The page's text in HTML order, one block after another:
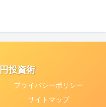
投資術
プライバシーポリシー
サイトマップ